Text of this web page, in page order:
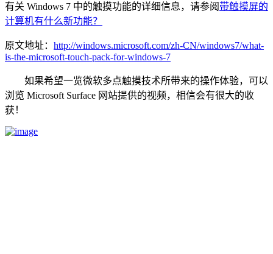
有关 Windows 7 中的触摸功能的详细信息，请参阅带触摸屏的
计算机有什么新功能？
原文地址： http://windows.microsoft.com/zh-CN/windows7/what-
is-the-microsoft-touch-pack-for-windows-7
如果希望一览微软多点触摸技术所带来的操作体验，可以
浏览 Microsoft Surface 网站提供的视频，相信会有很大的收
获！